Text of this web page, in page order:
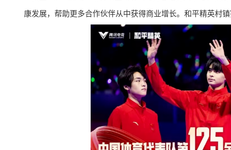
康发展，帮助更多合作伙伴从中获得商业增长。和平精英村